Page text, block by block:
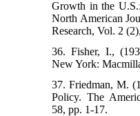
Growth in the
North American
Research, Vol. 2
36. Fisher, I.,
New York:
37. Friedman, M.
Policy. The
58, pp. 1-17.